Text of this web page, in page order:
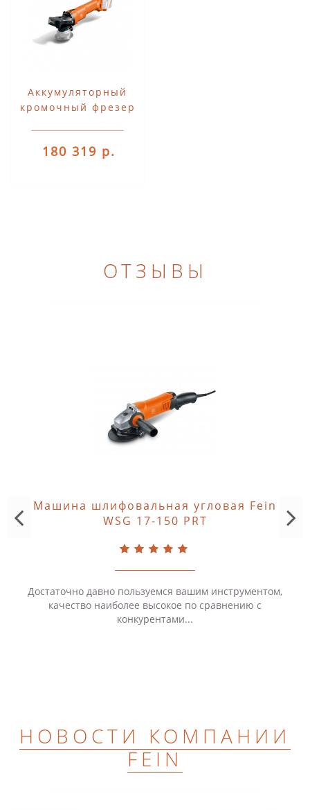
Аккумуляторный
кромочный фрезер
180 319 р.
ОТЗЫВЫ
Машина шлифовальная угловая Fein
WSG 17-150 PRT
Достаточно давно пользуемся вашим инструментом,
качество наиболее высокое по сравнению с
конкурентами...
НОВОСТИ КОМПАНИИ
FEIN